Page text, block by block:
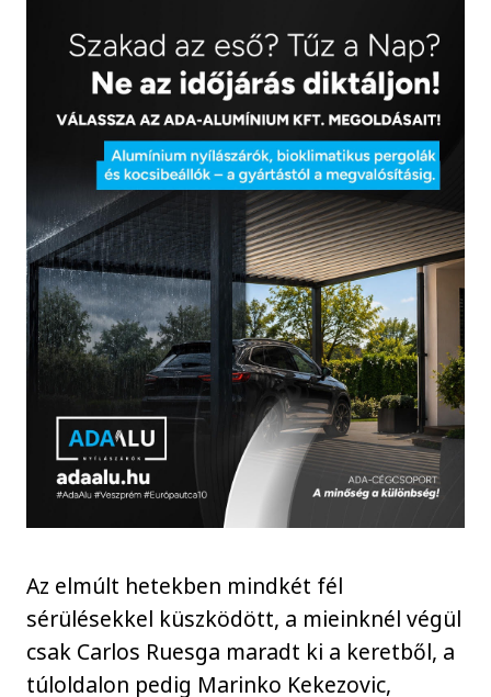
Az elmúlt hetekben mindkét fél
sérülésekkel küszködött, a mieinknél végül
csak Carlos Ruesga maradt ki a keretből, a
túloldalon pedig Marinko Kekezovic,